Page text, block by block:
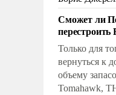
поднимет
возможности.
Сможет ли
Только для
вернуться к
объему
Tomahawk,